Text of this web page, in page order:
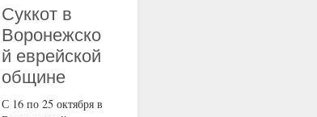
Суккот в
Воронежско
й еврейской
общине
С 16 по 25 октября в